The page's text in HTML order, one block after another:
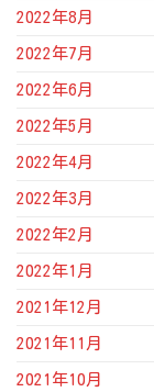
2022年8月
2022年7月
2022年6月
2022年5月
2022年4月
2022年3月
2022年2月
2022年1月
2021年12月
2021年11月
2021年10月